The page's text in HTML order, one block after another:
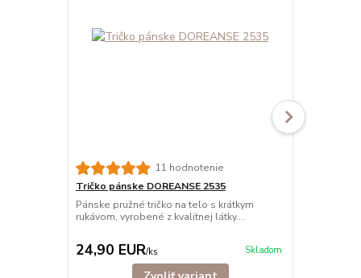
11 hodnotenie
Tričko pánske DOREANSE 2535
Pánske pružné tričko na telo s krátkym
rukávom, vyrobené z kvalitnej látky....
24,90 EUR/ks Skladom